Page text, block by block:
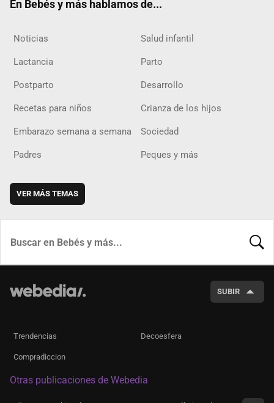
En Bebés y más hablamos de...
Noticias Salud infantil
Lactancia Parto
Postparto Desarrollo
Recetas para niños Crianza de los hijos
Embarazo semana a semana Sociedad
Padres Peques y más
VER MÁS TEMAS
SUBIR
Trendencias Decoesfera
Compradiccion
Otras publicaciones de Webedia